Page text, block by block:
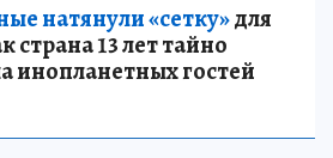
натянули «сетку»для
страна 13 лет тайно
инопланетных гостей